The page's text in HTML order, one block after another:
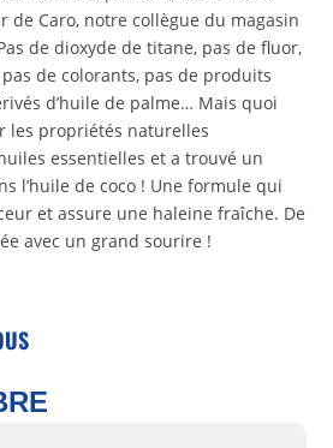
Caro, notre collègue du magasin
de dioxyde de titane, pas de fluor,
de colorants, pas de produits
d’huile de palme… Mais quoi
les propriétés naturelles
essentielles et a trouvé un
l’huile de coco ! Une formule qui
et assure une haleine fraîche. De
avec un grand sourire !